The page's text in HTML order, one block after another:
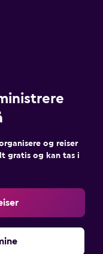
og reiser
gratis og kan tas i